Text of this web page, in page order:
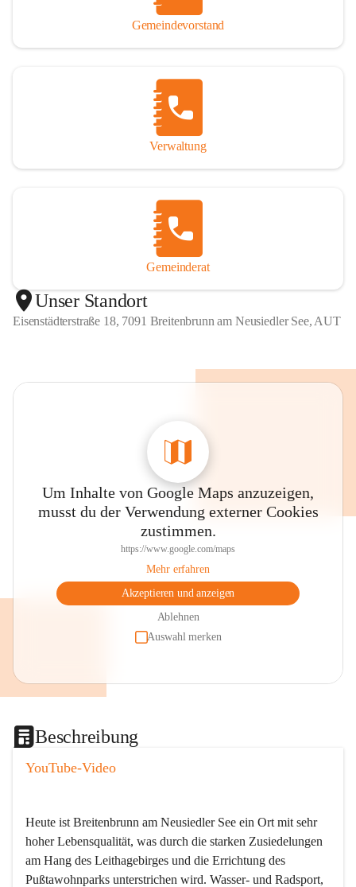
Gemeindevorstand
Verwaltung
Gemeinderat
Unser Standort
Eisenstädterstraße 18, 7091 Breitenbrunn am Neusiedler See, AUT
Um Inhalte von Google Maps anzuzeigen,
musst du der Verwendung externer Cookies
zustimmen.
https://www.google.com/maps
Mehr erfahren
Akzeptieren und anzeigen
Ablehnen
Auswahl merken
Beschreibung
YouTube-Video
Heute ist Breitenbrunn am Neusiedler See ein Ort mit sehr
hoher Lebensqualität, was durch die starken Zusiedelungen
am Hang des Leithagebirges und die Errichtung des
Pußtawohnparks unterstrichen wird. Wasser- und Radsport,